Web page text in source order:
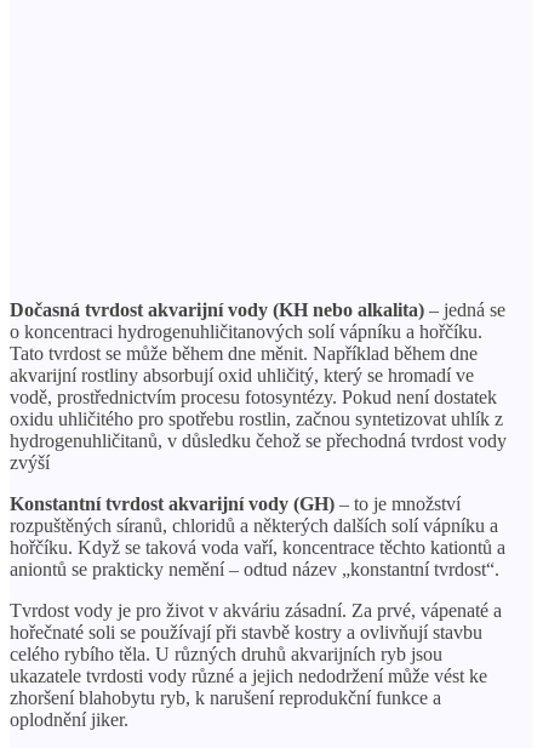
Dočasná tvrdost akvarijní vody (KH nebo alkalita) – jedná se
o koncentraci hydrogenuhličitanových solí vápníku a hořčíku.
Tato tvrdost se může během dne měnit. Například během dne
akvarijní rostliny absorbují oxid uhličitý, který se hromadí ve
vodě, prostřednictvím procesu fotosyntézy. Pokud není dostatek
oxidu uhličitého pro spotřebu rostlin, začnou syntetizovat uhlík z
hydrogenuhličitanů, v důsledku čehož se přechodná tvrdost vody
zvýší
Konstantní tvrdost akvarijní vody (GH) – to je množství
rozpuštěných síranů, chloridů a některých dalších solí vápníku a
hořčíku. Když se taková voda vaří, koncentrace těchto kationtů a
aniontů se prakticky nemění – odtud název „konstantní tvrdost“.
Tvrdost vody je pro život v akváriu zásadní. Za prvé, vápenaté a
hořečnaté soli se používají při stavbě kostry a ovlivňují stavbu
celého rybího těla. U různých druhů akvarijních ryb jsou
ukazatele tvrdosti vody různé a jejich nedodržení může vést ke
zhoršení blahobytu ryb, k narušení reprodukční funkce a
oplodnění jiker.